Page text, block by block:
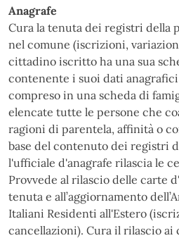
Anagrafe
Cura la tenuta dei registri della
nel comune (iscrizioni,
cittadino iscritto ha una sua
contenente i suoi dati
compreso in una scheda di
elencate tutte le persone che
ragioni di parentela, affinità o
base del contenuto dei registri
l'ufficiale d'anagrafe rilascia le
Provvede al rilascio delle carte
tenuta e all’aggiornamento
Italiani Residenti all'Estero
cancellazioni). Cura il rilascio